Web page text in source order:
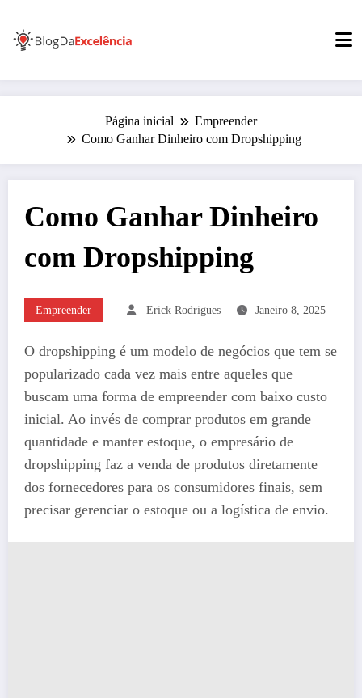
para
conteúdo
Página inicial
Empreender
Como Ganhar Dinheiro com Dropshipping
Como Ganhar Dinheiro
com Dropshipping
Empreender Erick Rodrigues Janeiro 8, 2025
O dropshipping é um modelo de negócios que tem se
popularizado cada vez mais entre aqueles que
buscam uma forma de empreender com baixo custo
inicial. Ao invés de comprar produtos em grande
quantidade e manter estoque, o empresário de
dropshipping faz a venda de produtos diretamente
dos fornecedores para os consumidores finais, sem
precisar gerenciar o estoque ou a logística de envio.